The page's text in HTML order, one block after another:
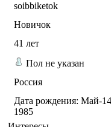
soibbiketok
Новичок
41 лет
Пол не указан
Россия
Дата рождения: Май-
1985